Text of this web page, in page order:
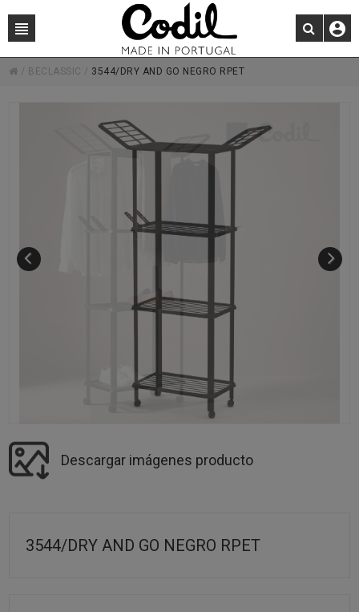
/ BECLASSIC / 3544/DRY AND GO NEGRO RPET
Descargar imágenes producto
3544/DRY AND GO NEGRO RPET